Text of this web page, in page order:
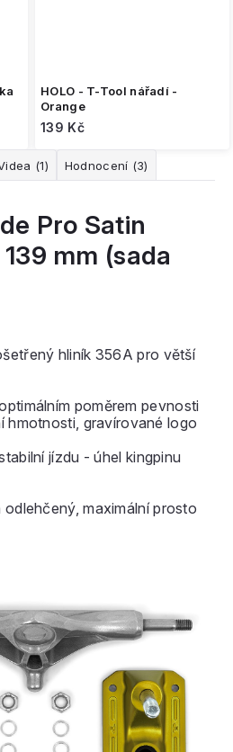
HOLO - T-Tool nářadí -
Orange
139 Kč
(1) Hodnocení (3)
Pro Satin
mm (sada
hliník 356A pro větší
poměrem pevnosti
hmotnosti, gravírované logo
jízdu - úhel kingpinu
maximální prosto